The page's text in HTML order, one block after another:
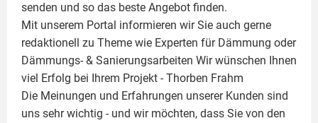
senden und so das beste Angebot finden.
Mit unserem Portal informieren wir Sie auch gerne
redaktionell zu Theme wie Experten für Dämmung oder
Dämmungs- & Sanierungsarbeiten Wir wünschen Ihnen
viel Erfolg bei Ihrem Projekt - Thorben Frahm
Die Meinungen und Erfahrungen unserer Kunden sind
uns sehr wichtig - und wir möchten, dass Sie von den